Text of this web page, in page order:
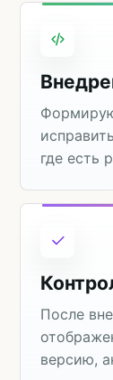
где есть
После
версию,